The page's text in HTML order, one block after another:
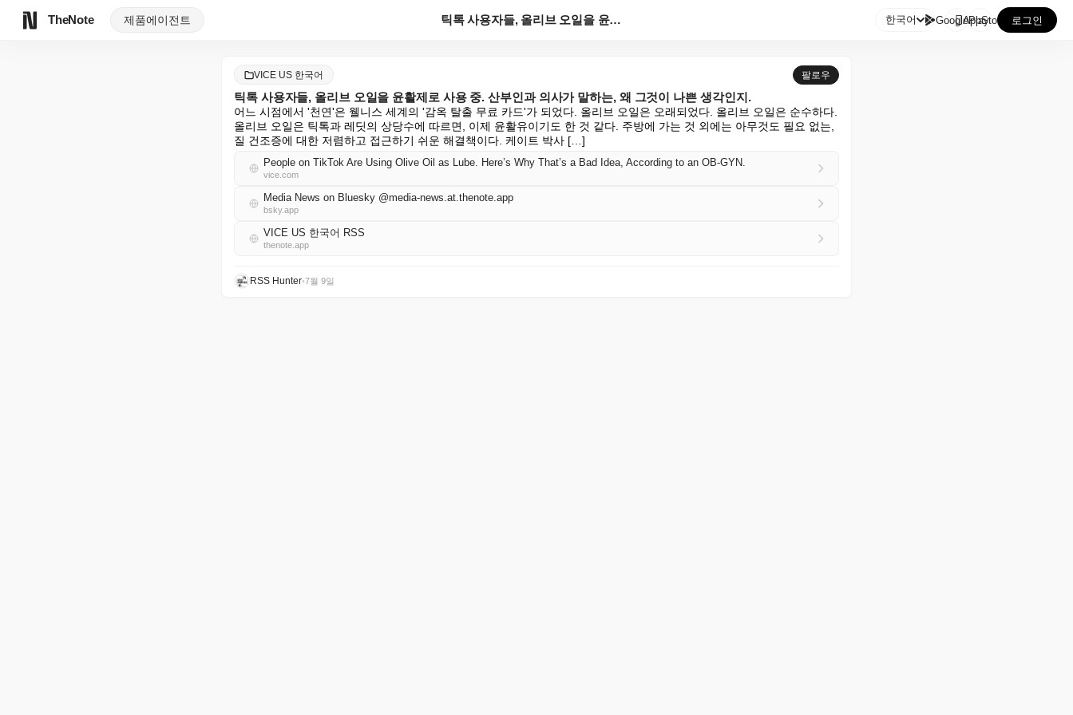
TheNote 제품에이전트 틱톡 사용자들, 올리브 오일을 윤활제로 사용 중. 산부... 한국어 GooglePlay
AppStore 로그인
VICE US 한국어 팔로우
틱톡 사용자들, 올리브 오일을 윤활제로 사용 중. 산부인과 의사가 말하는, 왜 그것이 나쁜 생각인지.
어느 시점에서 '천연'은 웰니스 세계의 '감옥 탈출 무료 카드'가 되었다. 올리브 오일은 오래되었다. 올리브 오일은 순수하다.
올리브 오일은 틱톡과 레딧의 상당수에 따르면, 이제 윤활유이기도 한 것 같다. 주방에 가는 것 외에는 아무것도 필요 없는,
질 건조증에 대한 저렴하고 접근하기 쉬운 해결책이다. 케이트 박사 […]
People on TikTok Are Using Olive Oil as Lube. Here’s Why That’s a Bad Idea, According to an OB-GYN.
vice.com
Media News on Bluesky @media-news.at.thenote.app
bsky.app
VICE US 한국어 RSS
thenote.app
RSS Hunter•7월 9일